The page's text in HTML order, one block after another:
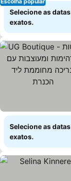
Selecione as
exatos.
Selecione as
exatos.